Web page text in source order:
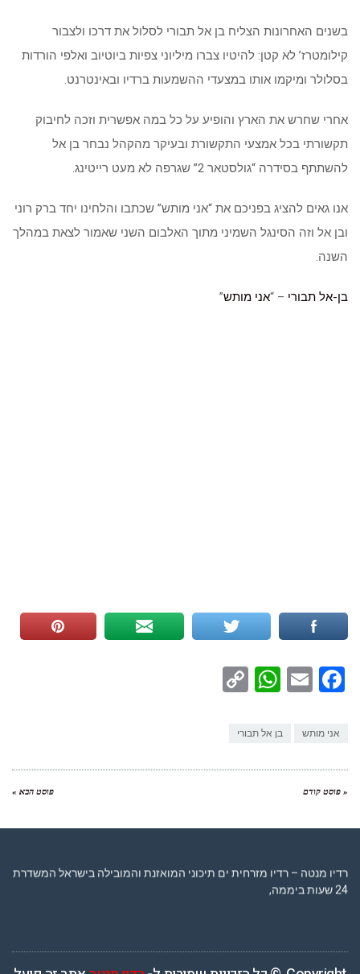
בשנים האחרונות הצליח בן אל תבורי לסלול את דרכו ולצבור
קילומטרז’ לא קטן: להיטיו צברו מיליוני צפיות ביוטיוב ואלפי הורדות
בסלולר ומיקמו אותו במצעדי ההשמעות ברדיו ובאינטרנט.
אחרי שחרש את הארץ והופיע על כל במה אפשרית וזכה לחיבוק
תקשורתי בכל אמצעי התקשורת ובעיקר מהקהל נבחר בן אל
להשתתף בסידרה “גולסטאר 2” שגרפה לא מעט רייטינג.
אנו גאים להציג בפניכם את “אני מותש” שכתבו והלחינו יחד ברק רוני
ובן אל וזה הסינגל השמיני מתוך האלבום השני שאמור לצאת במהלך
השנה.
בן-אל תבורי – “אני מותש”
Facebook
Email
WhatsApp
אני מותש בן אל תבורי
« פוסט קודם פוסט הבא »
רדיו מנטה – רדיו מזרחית ים תיכוני המואזנת והמובילה בישראל המשדרת
24 שעות ביממה,